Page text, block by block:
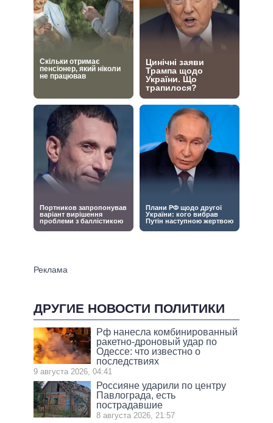
ДРУГИЕ НОВОСТИ ПОЛИТИКИ
Рф нанесла комбинированный
ракетно-дроновый удар по
Одессе: что известно о
последствиях
9 августа 2026, 04:41
Россияне ударили по центру
Павлограда, есть
пострадавшие
8 августа 2026, 21:57